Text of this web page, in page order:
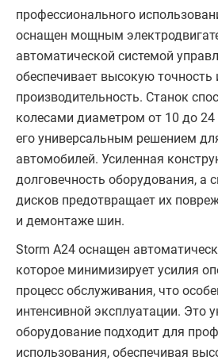
профессионального
оснащен мощным
автоматической системой
обеспечивает высокую точность
производительность. Станок
колесами диаметром от 10 до
его универсальным решением
автомобилей. Усиленная
долговечность оборудования, а
дисков предотвращает их
и демонтаже шин.
Storm A24 оснащен
которое минимизирует усилия
процесс обслуживания, что
интенсивной эксплуатации. Это
оборудование подходит для
использования, обеспечивая